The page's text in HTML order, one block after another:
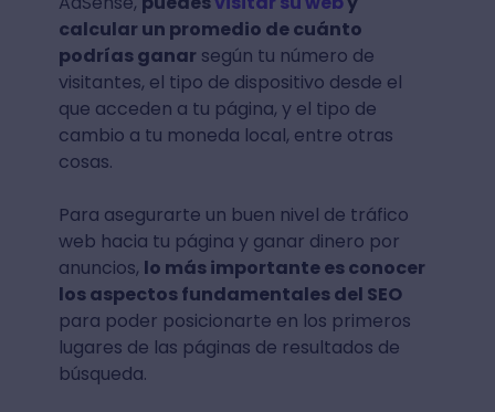
calcular un promedio de cuánto
podrías ganar según tu número de
visitantes, el tipo de dispositivo desde el
que acceden a tu página, y el tipo de
cambio a tu moneda local, entre otras
cosas.
Para asegurarte un buen nivel de tráfico
web hacia tu página y ganar dinero por
anuncios, lo más importante es conocer
los aspectos fundamentales del SEO
para poder posicionarte en los primeros
lugares de las páginas de resultados de
búsqueda.